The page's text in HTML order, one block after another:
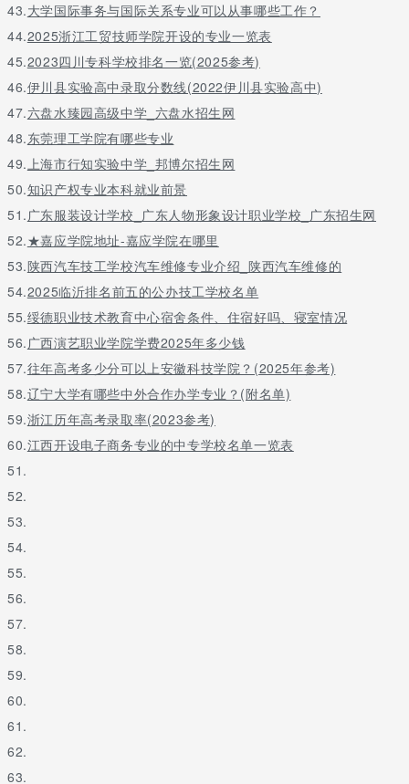
43.大学国际事务与国际关系专业可以从事哪些工作？
44.2025浙江工贸技师学院开设的专业一览表
45.2023四川专科学校排名一览(2025参考)
46.伊川县实验高中录取分数线(2022伊川县实验高中)
47.六盘水臻园高级中学_六盘水招生网
48.东莞理工学院有哪些专业
49.上海市行知实验中学_邦博尔招生网
50.知识产权专业本科就业前景
51.广东服装设计学校_广东人物形象设计职业学校_广东招生网
52.★嘉应学院地址-嘉应学院在哪里
53.陕西汽车技工学校汽车维修专业介绍_陕西汽车维修的
54.2025临沂排名前五的公办技工学校名单
55.绥德职业技术教育中心宿舍条件、住宿好吗、寝室情况
56.广西演艺职业学院学费2025年多少钱
57.往年高考多少分可以上安徽科技学院？(2025年参考)
58.辽宁大学有哪些中外合作办学专业？(附名单)
59.浙江历年高考录取率(2023参考)
60.江西开设电子商务专业的中专学校名单一览表
51.
52.
53.
54.
55.
56.
57.
58.
59.
60.
61.
62.
63.